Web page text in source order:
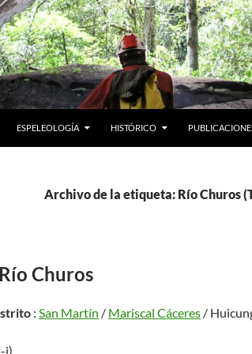
ESPELEOLOGÍA HISTÓRICO
Archivo de la etiqueta: Río Churos
Churos
: San Martín / Mariscal Cáceres /
j)